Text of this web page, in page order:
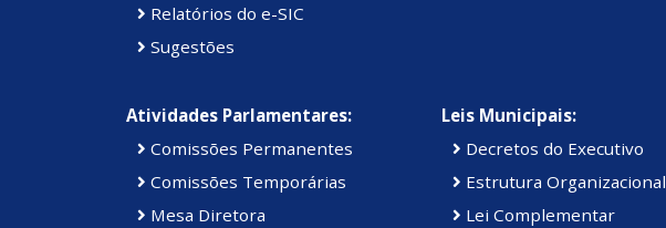
Relatórios do e-SIC
Sugestões
Atividades Parlamentares:
Comissões Permanentes
Comissões Temporárias
Mesa Diretora
Leis Municipais:
Decretos do Executivo
Estrutura Organizacional
Lei Complementar